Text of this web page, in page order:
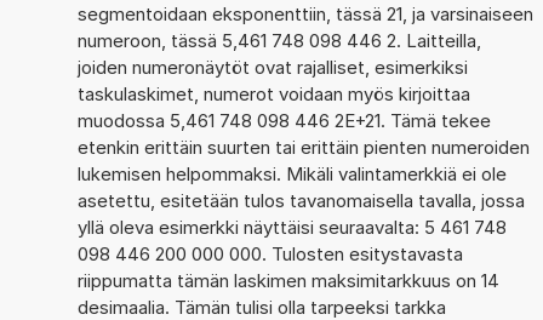
segmentoidaan eksponenttiin, tässä 21, ja varsinaiseen
numeroon, tässä 5,461 748 098 446 2. Laitteilla,
joiden numeronäytöt ovat rajalliset, esimerkiksi
taskulaskimet, numerot voidaan myös kirjoittaa
muodossa 5,461 748 098 446 2E+21. Tämä tekee
etenkin erittäin suurten tai erittäin pienten numeroiden
lukemisen helpommaksi. Mikäli valintamerkkiä ei ole
asetettu, esitetään tulos tavanomaisella tavalla, jossa
yllä oleva esimerkki näyttäisi seuraavalta: 5 461 748
098 446 200 000 000. Tulosten esitystavasta
riippumatta tämän laskimen maksimitarkkuus on 14
desimaalia. Tämän tulisi olla tarpeeksi tarkka